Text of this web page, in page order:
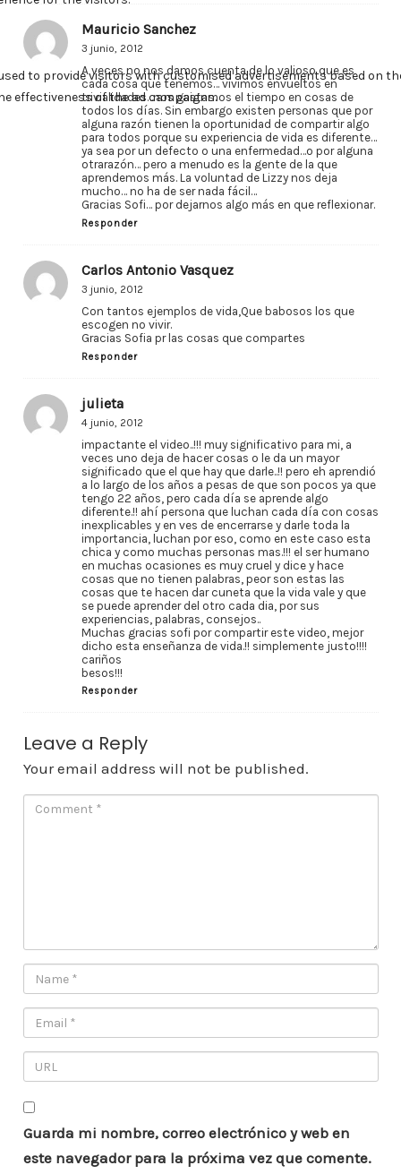
Mauricio Sanchez
3 junio, 2012
A veces no nos damos cuenta de lo valioso que es
cada cosa que tenemos… vivimos envueltos en
trivialidades…nos gastamos el tiempo en cosas de
todos los días. Sin embargo existen personas que por
alguna razón tienen la oportunidad de compartir algo
para todos porque su experiencia de vida es diferente…
ya sea por un defecto o una enfermedad…o por alguna
otrarazón… pero a menudo es la gente de la que
aprendemos más. La voluntad de Lizzy nos deja
mucho… no ha de ser nada fácil…
Gracias Sofi… por dejarnos algo más en que reflexionar.
Responder
Carlos Antonio Vasquez
3 junio, 2012
Con tantos ejemplos de vida,Que babosos los que
escogen no vivir.
Gracias Sofia pr las cosas que compartes
Responder
julieta
4 junio, 2012
impactante el video..!!! muy significativo para mi, a
veces uno deja de hacer cosas o le da un mayor
significado que el que hay que darle..!! pero eh aprendió
a lo largo de los años a pesas de que son pocos ya que
tengo 22 años, pero cada día se aprende algo
diferente.!! ahí persona que luchan cada día con cosas
inexplicables y en ves de encerrarse y darle toda la
importancia, luchan por eso, como en este caso esta
chica y como muchas personas mas.!!! el ser humano
en muchas ocasiones es muy cruel y dice y hace
cosas que no tienen palabras, peor son estas las
cosas que te hacen dar cuneta que la vida vale y que
se puede aprender del otro cada dia, por sus
experiencias, palabras, consejos..
Muchas gracias sofi por compartir este video, mejor
dicho esta enseñanza de vida.!! simplemente justo!!!!
cariños
besos!!!
Responder
Leave a Reply
Your email address will not be published.
Guarda mi nombre, correo electrónico y web en
este navegador para la próxima vez que comente.